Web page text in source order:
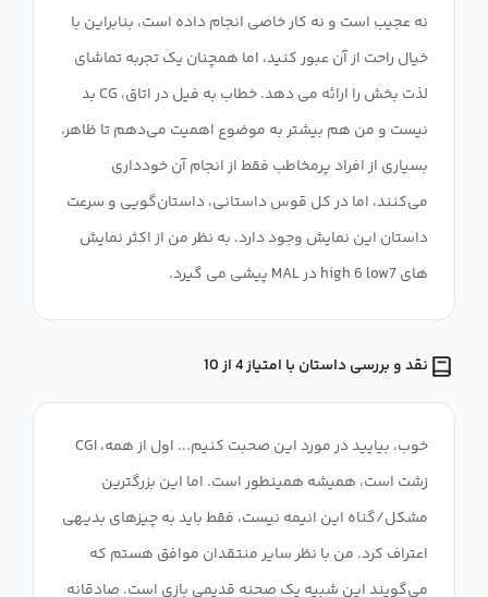
نه عجیب است و نه کار خاصی انجام داده است، بنابراین با
خیال راحت از آن عبور کنید، اما همچنان یک تجربه تماشای
لذت بخش را ارائه می دهد. خطاب به فیل در اتاق، CG بد
نیست و من هم بیشتر به موضوع اهمیت می‌دهم تا ظاهر،
بسیاری از افراد پرمخاطب فقط از انجام آن خودداری
می‌کنند، اما در کل قوس داستانی، داستان‌گویی و سرعت
داستان این نمایش وجود دارد. به نظر من از اکثر نمایش
های high 6 low7 در MAL پیشی می گیرد.
نقد و بررسی داستان با امتیاز 4 از 10
خوب، بیایید در مورد این صحبت کنیم... اول از همه، CGI
زشت است، همیشه همینطور است. اما این بزرگترین
مشکل/گناه این انیمه نیست، فقط باید به چیزهای بدیهی
اعتراف کرد. من با نظر سایر منتقدان موافق هستم که
می‌گویند این شبیه یک صحنه قدیمی بازی است. صادقانه